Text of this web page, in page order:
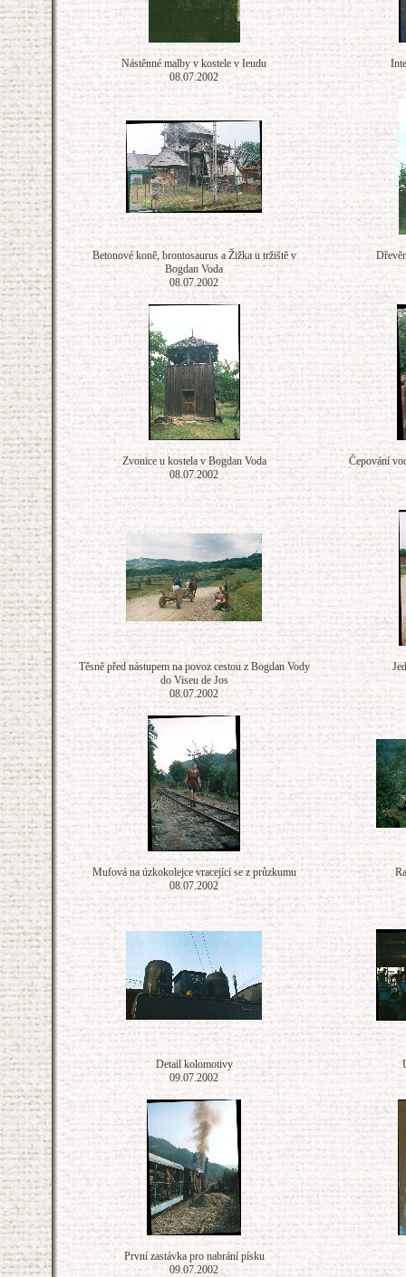
Nástěnné malby v kostele v Ieudu
08.07.2002
Betonové koně, brontosaurus a Žižka u tržiště v
Bogdan Voda
08.07.2002
Zvonice u kostela v Bogdan Voda
08.07.2002
Čepování
Těsně před nástupem na povoz cestou z Bogdan Vody
do Viseu de Jos
08.07.2002
Mufová na úzkokolejce vracející se z průzkumu
08.07.2002
Detail kolomotivy
09.07.2002
První zastávka pro nabrání písku
09.07.2002